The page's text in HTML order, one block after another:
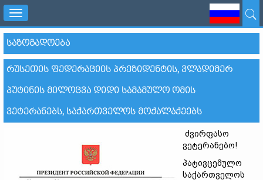
Toggle
navigation
ᲡᲐᲖᲝᲒᲐᲓᲝᲔᲑᲐ
ᲠᲣᲡᲔᲗᲘᲡ ᲤᲔᲓᲔᲠᲐᲪᲘᲘᲡ ᲞᲠᲔᲖᲘᲓᲔᲜᲢᲘᲡ, ᲕᲚᲐᲓᲘᲛᲔᲠ
ᲞᲣᲢᲘᲜᲘᲡ ᲛᲘᲚᲝᲪᲕᲐ ᲓᲘᲓᲘ ᲡᲐᲛᲐᲛᲣᲚᲝ ᲝᲛᲘᲡ
ᲕᲔᲢᲔᲠᲐᲜᲔᲑᲡ, ᲡᲐᲥᲐᲠᲗᲕᲔᲚᲝᲡ ᲛᲝᲥᲐᲚᲐᲥᲔᲔᲑᲡ
ძვირფასო
ვეტერანებო!
პატივცემულო
საქართველოს